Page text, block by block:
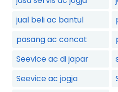
jual beli ac bantul
pasang ac concat
Seevice ac di japar
Seevice ac jogja